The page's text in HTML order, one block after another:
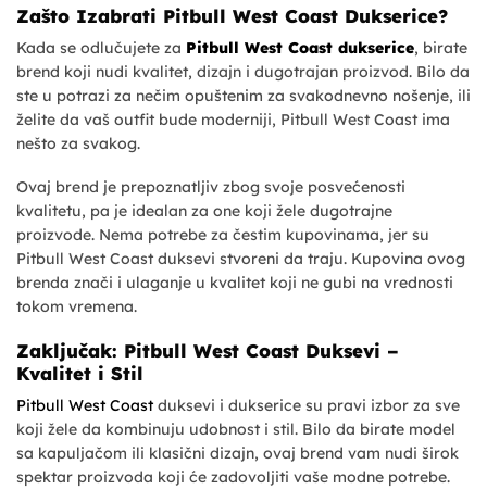
Zašto Izabrati Pitbull West Coast Dukserice?
Kada se odlučujete za Pitbull West Coast dukserice, birate
brend koji nudi kvalitet, dizajn i dugotrajan proizvod. Bilo da
ste u potrazi za nečim opuštenim za svakodnevno nošenje, ili
želite da vaš outfit bude moderniji, Pitbull West Coast ima
nešto za svakog.
Ovaj brend je prepoznatljiv zbog svoje posvećenosti
kvalitetu, pa je idealan za one koji žele dugotrajne
proizvode. Nema potrebe za čestim kupovinama, jer su
Pitbull West Coast duksevi stvoreni da traju. Kupovina ovog
brenda znači i ulaganje u kvalitet koji ne gubi na vrednosti
tokom vremena.
Zaključak: Pitbull West Coast Duksevi –
Kvalitet i Stil
Pitbull West Coastduksevi i dukserice su pravi izbor za sve
koji žele da kombinuju udobnost i stil. Bilo da birate model
sa kapuljačom ili klasični dizajn, ovaj brend vam nudi širok
spektar proizvoda koji će zadovoljiti vaše modne potrebe.